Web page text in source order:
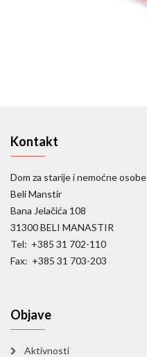
Kontakt
Dom za starije i nemoćne osobe
Beli Manstir
Bana Jelačića 108
31300 BELI MANASTIR
Tel: +385 31 702-110
Fax: +385 31 703-203
Objave
Aktivnosti